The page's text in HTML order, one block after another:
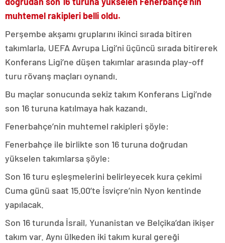
muhtemel rakipleri belli oldu.
Perşembe akşamı gruplarını ikinci sırada bitiren
takımlarla, UEFA Avrupa Ligi’ni üçüncü sırada bitirerek
Konferans Ligi’ne düşen takımlar arasında play-off
turu rövanş maçları oynandı.
Bu maçlar sonucunda sekiz takım Konferans Ligi’nde
son 16 turuna katılmaya hak kazandı.
Fenerbahçe’nin muhtemel rakipleri şöyle:
Fenerbahçe ile birlikte son 16 turuna doğrudan
yükselen takımlarsa şöyle:
Son 16 turu eşleşmelerini belirleyecek kura çekimi
Cuma günü saat 15.00’te İsviçre’nin Nyon kentinde
yapılacak.
Son 16 turunda İsrail, Yunanistan ve Belçika’dan ikişer
takım var. Aynı ülkeden iki takım kural gereği